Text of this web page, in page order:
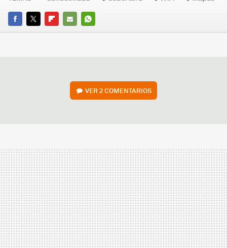
FACEBOOK
TWITTERFLIPBOARD
E-
WHATSAPP
VER2 COMENTARIOS